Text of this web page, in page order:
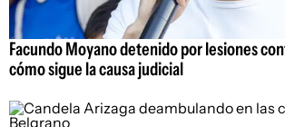
Facundo Moyano detenido por lesiones
cómo sigue la causa judicial